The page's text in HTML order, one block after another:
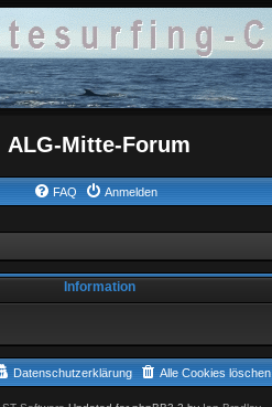
ALG-Mitte-Forum
FAQ Anmelden
Information
Alle Cookies löschen
Datenschutzerklärung